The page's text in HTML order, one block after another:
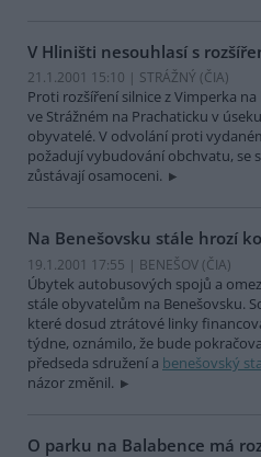
V Hliništi nesouhlasí s
21.1.2001 15:10 | STRÁŽNÝ (ČIA)
Proti rozšíření silnice z Vimperka
ve Strážném na Prachaticku v
obyvatelé. V odvolání proti
požadují vybudování obchvatu, se
zůstávají osamoceni.
Na Benešovsku stále hrozí
19.1.2001 17:55 | BENEŠOV (ČIA)
Úbytek autobusových spojů a
stále obyvatelům na Benešovsku.
které dosud ztrátové linky
týdne, oznámilo, že bude
předseda sdružení a benešovský
názor změnil.
O parku na Balabence má